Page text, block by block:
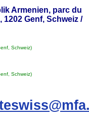
Armenien, parc du
Genf, Schweiz /
Schweiz)
Schweiz)